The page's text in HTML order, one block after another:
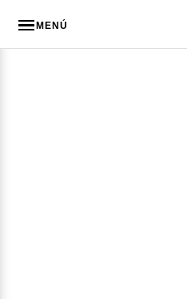
MENÚ